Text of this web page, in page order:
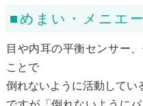
■めまい・メニエ
目や内耳の平衡センサー
ことで
倒れないように活動してい